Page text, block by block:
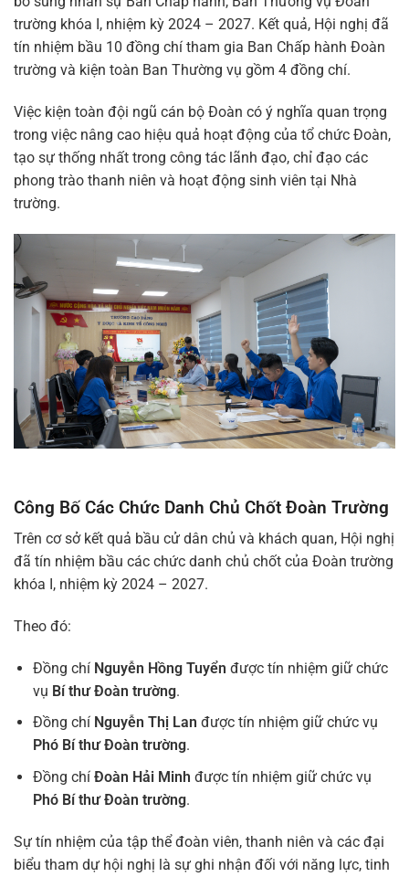
trường khóa I, nhiệm kỳ 2024 – 2027. Kết quả, Hội nghị đã
tín nhiệm bầu 10 đồng chí tham gia Ban Chấp hành Đoàn
trường và kiện toàn Ban Thường vụ gồm 4 đồng chí.
Việc kiện toàn đội ngũ cán bộ Đoàn có ý nghĩa quan trọng
trong việc nâng cao hiệu quả hoạt động của tổ chức Đoàn,
tạo sự thống nhất trong công tác lãnh đạo, chỉ đạo các
phong trào thanh niên và hoạt động sinh viên tại Nhà
trường.
Công Bố Các Chức Danh Chủ Chốt Đoàn Trường
Trên cơ sở kết quả bầu cử dân chủ và khách quan, Hội nghị
đã tín nhiệm bầu các chức danh chủ chốt của Đoàn trường
khóa I, nhiệm kỳ 2024 – 2027.
Theo đó:
Đồng chí Nguyễn Hồng Tuyển được tín nhiệm giữ chức
vụ Bí thư Đoàn trường.
Đồng chí Nguyễn Thị Lan được tín nhiệm giữ chức vụ
Phó Bí thư Đoàn trường.
Đồng chí Đoàn Hải Minh được tín nhiệm giữ chức vụ
Phó Bí thư Đoàn trường.
Sự tín nhiệm của tập thể đoàn viên, thanh niên và các đại
biểu tham dự hội nghị là sự ghi nhận đối với năng lực, tinh